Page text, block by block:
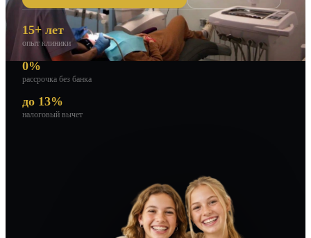
15+ лет
опыт клиники
0%
рассрочка без банка
до 13%
налоговый вычет